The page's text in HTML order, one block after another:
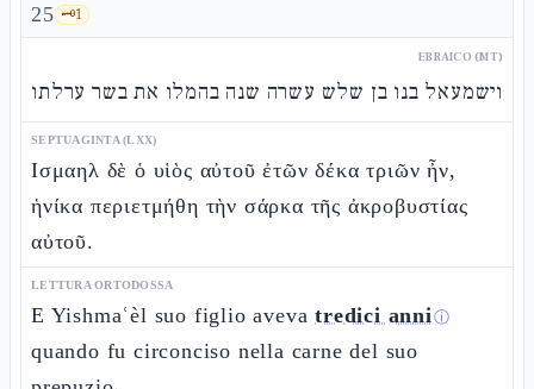
25 🗝️1
EBRAICO (MT)
וישמעאל בנו בן שלש עשרה שנה בהמלו את בשר ערלתו
SEPTUAGINTA (LXX)
Ισμαηλ δὲ ὁ υἱὸς αὐτοῦ ἐτῶν δέκα τριῶν ἦν,
ἡνίκα περιετμήθη τὴν σάρκα τῆς ἀκροβυστίας
αὐτοῦ.
LETTURA ORTODOSSA
E Yishmaʿèl suo figlio avevatredici anniⓘ
quando fu circonciso nella carne del suo